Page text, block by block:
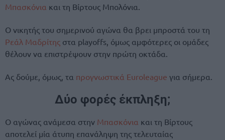
Μπασκόνια και τη Βίρτους Μπολόνια.
Ο νικητής του σημερινού αγώνα θα βρει μπροστά του τη
Ρεάλ Μαδρίτης στα playoffs, όμως αμφότερες οι ομάδες
θέλουν να επιστρέψουν στην πρώτη οκτάδα.
Ας δούμε, όμως, τα προγνωστικά Euroleague για σήμερα.
Δύο φορές έκπληξη;
Ο αγώνας ανάμεσα στην Μπασκόνια και τη Βίρτους
αποτελεί μία άτυπη επανάληψη της τελευταίας